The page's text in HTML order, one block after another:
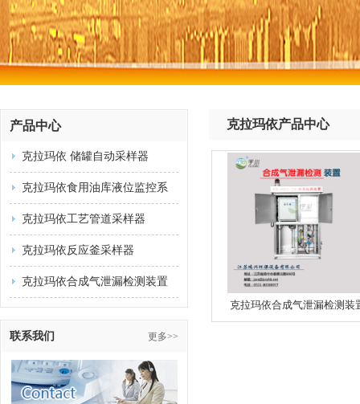
产品中心
克拉玛依 储罐自动采样器
克拉玛依食用油库液位监控系
统 克拉玛依工艺管道采样器
克拉玛依反应釜采样器
克拉玛依合成气泄漏检测装置
联系我们 更多>>
克拉玛依产品中心
克拉玛依合成气泄漏检测装